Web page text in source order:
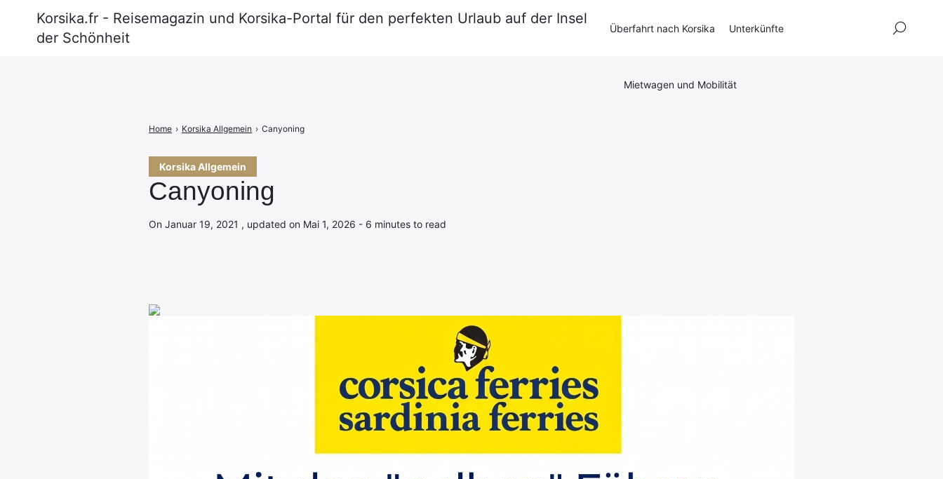
Korsika Allgemein
Canyoning
On Januar 19, 2021 , updated on Mai 1, 2026 - 6 minutes to read
Home › Korsika Allgemein › Canyoning
Korsika.fr - Reisemagazin und Korsika-Portal für den perfekten Urlaub auf der Insel
der Schönheit
Überfahrt nach Korsika Unterkünfte
Mietwagen und Mobilität
Impressum · Datenschutzerklärung